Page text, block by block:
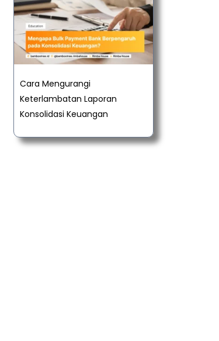
Cara Mengurangi
Keterlambatan Laporan
Konsolidasi Keuangan